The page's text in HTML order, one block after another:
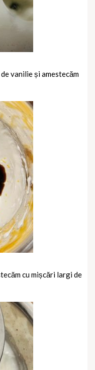
vanilie și amestecăm
cu mișcări largi de